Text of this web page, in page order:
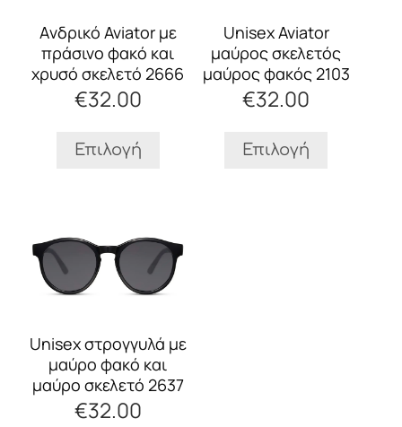
Aνδρικό Aviator με
πράσινο φακό και
χρυσό σκελετό 2666
€32.00
Επιλογή
Οι
επιλογές
μπορούν
επιλεγούν
σελίδα
Unisex Aviator
μαύρος σκελετός
μαύρος φακός 2103
€32.00
Επιλογή
Οι
επιλογές
μπορούν
επιλεγούν
σελίδα
Unisex στρογγυλά με
μαύρο φακό και
μαύρο σκελετό 2637
€32.00
το
προϊόν
έχει
πολλαπλές
Οι
επιλογές
μπορούν
επιλεγούν